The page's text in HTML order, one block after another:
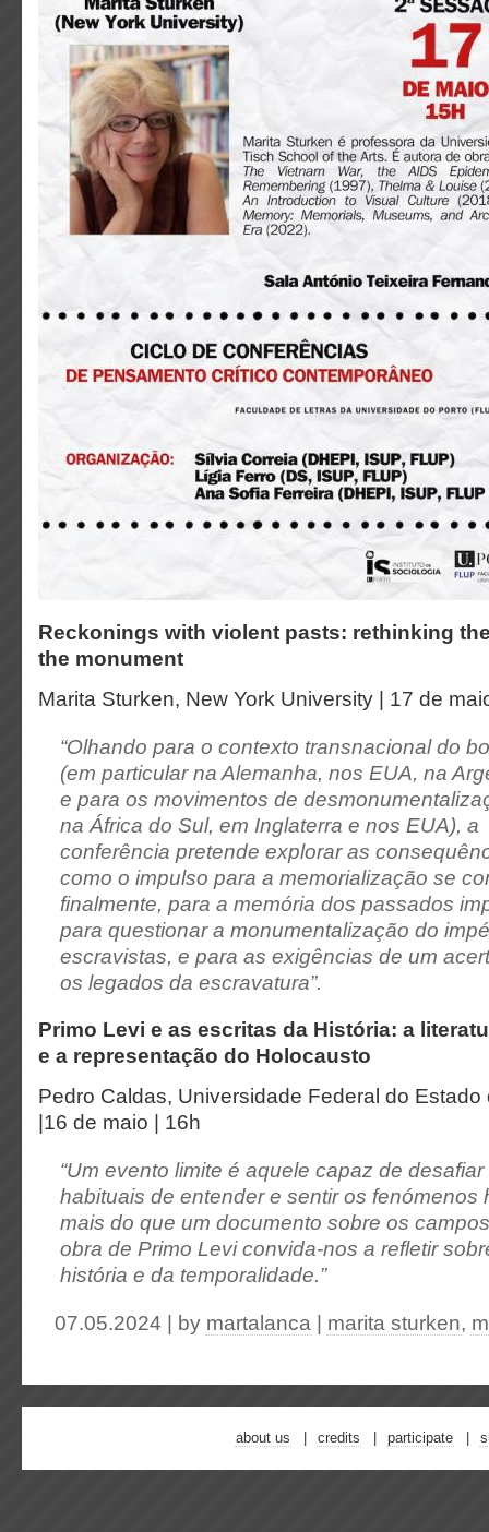
Reckonings with violent pasts: rethinking
the monument
Marita Sturken, New York University | 17 de
“Olhando para o contexto transnacional do
(em particular na Alemanha, nos EUA, na
e para os movimentos de
na África do Sul, em Inglaterra e nos EUA), a
conferência pretende explorar as
como o impulso para a memorialização se
finalmente, para a memória dos passados
para questionar a monumentalização do
escravistas, e para as exigências de um
os legados da escravatura”.
Primo Levi e as escritas da História: a
e a representação do Holocausto
Pedro Caldas, Universidade Federal do Estado
|16 de maio | 16h
“Um evento limite é aquele capaz de
habituais de entender e sentir os fenómenos
mais do que um documento sobre os
obra de Primo Levi convida-nos a refletir
história e da temporalidade.”
07.05.2024 | by martalanca | marita sturken,
about us credits participate